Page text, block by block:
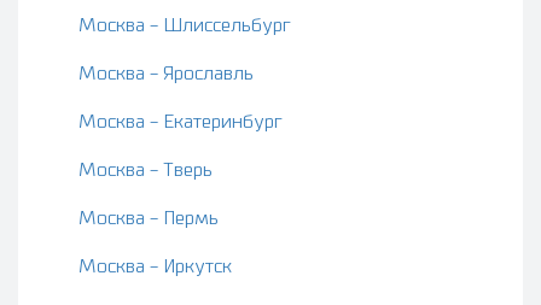
Москва - Шлиссельбург
Москва - Ярославль
Москва - Екатеринбург
Москва - Тверь
Москва - Пермь
Москва - Иркутск